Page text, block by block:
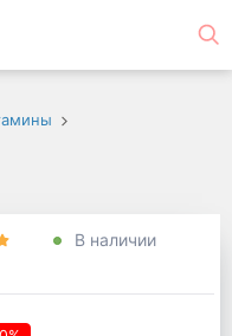
В наличии